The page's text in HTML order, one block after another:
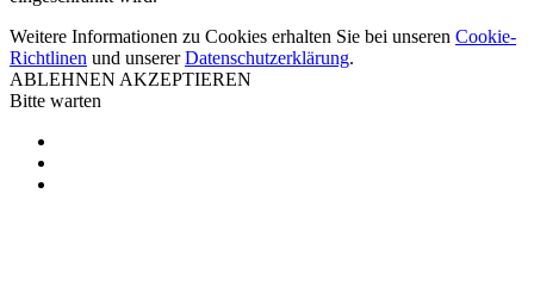
Weitere Informationen zu Cookies erhalten Sie bei unseren Cookie-
Richtlinen und unsererDatenschutzerklärung.
ABLEHNEN AKZEPTIEREN
Bitte warten